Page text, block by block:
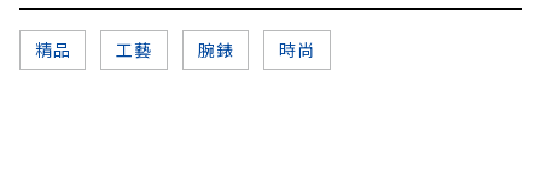
精品 工藝 腕錶 時尚